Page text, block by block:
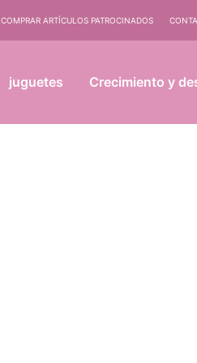
COMPRAR ARTÍCULOS PATROCINADOS
juguetes Crecimiento y